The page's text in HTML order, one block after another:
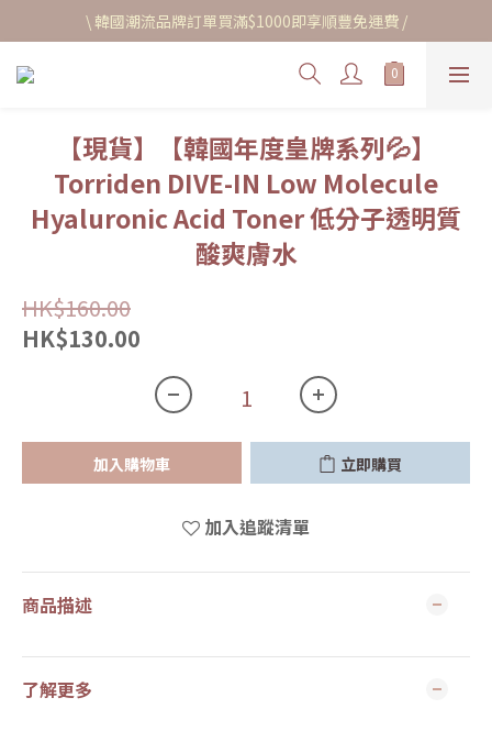
\ 韓國潮流品牌訂單買滿$1000即享順豐免運費 /
【現貨】【韓國年度皇牌系列💦】
Torriden DIVE-IN Low Molecule
Hyaluronic Acid Toner 低分子透明質
酸爽膚水
HK$160.00
HK$130.00
加入購物車 立即購買
加入追蹤清單
商品描述
了解更多